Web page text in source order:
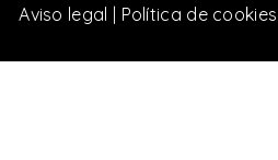
Aviso legal
Política de cookies